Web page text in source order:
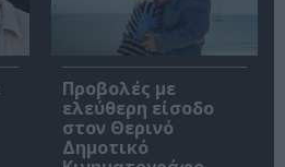
Προβολές με
ελεύθερη είσοδο
στον Θερινό
Δημοτικό